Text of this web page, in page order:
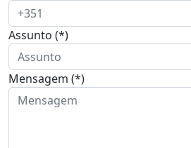
Assunto (*)
Mensagem (*)